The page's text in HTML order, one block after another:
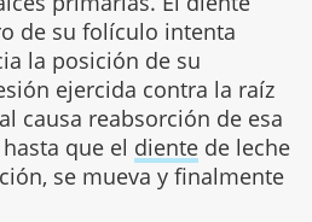
de su folículo intenta
la posición de su
ejercida contra la raíz
causa reabsorción de esa
que el dientede leche
se mueva y finalmente